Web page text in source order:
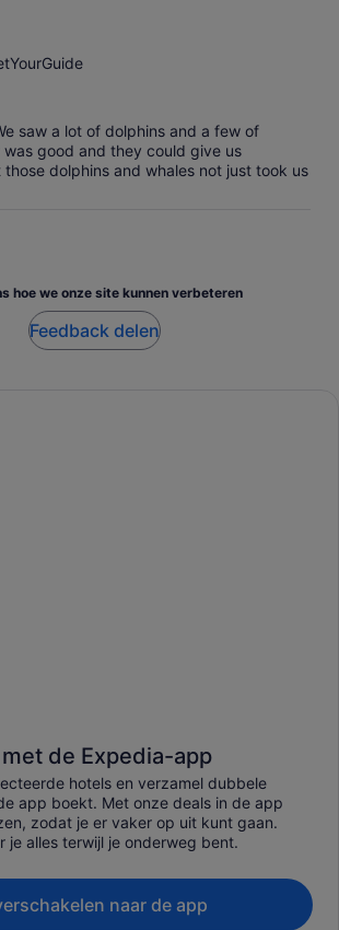
saw a lot of dolphins and a few of
was good and they could give us
dolphins and whales not just took us
hoe we onze site kunnen verbeteren
Feedback delen
de Expedia-app
hotels en verzamel dubbele
app boekt. Met onze deals in de app
zodat je er vaker op uit kunt gaan.
je alles terwijl je onderweg bent.
naar de app